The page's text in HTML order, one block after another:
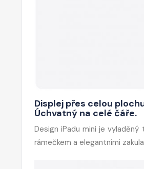
Displej přes celou
Úchvatný na celé čáře.
Design iPadu mini je
rámečkem a elegantními